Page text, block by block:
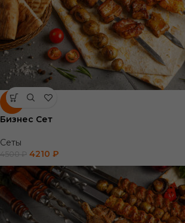
-6%
Бизнес Сет
Сеты
4500₽ 4210 ₽